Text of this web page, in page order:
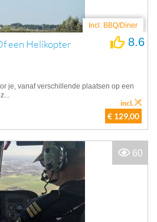
Incl. BBQ/Diner
een Helikopter
8.6
je, vanaf verschillende plaatsen op een
€ 129,00
incl.
60